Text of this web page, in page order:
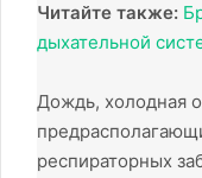
Читайте также:
дыхательной
Дождь, холодная
респираторных